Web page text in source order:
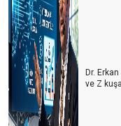
Dr.
ve Z